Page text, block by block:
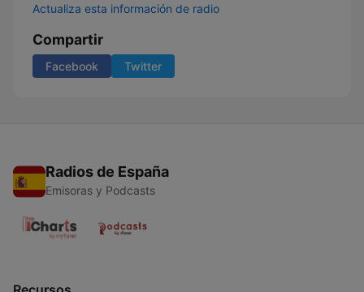
Actualiza esta información de radio
Compartir
Facebook Twitter
Radios de España
Emisoras y Podcasts